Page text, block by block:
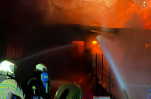
le blocus s’invite dans
insolites : “C’est
il faut se l’avouer”